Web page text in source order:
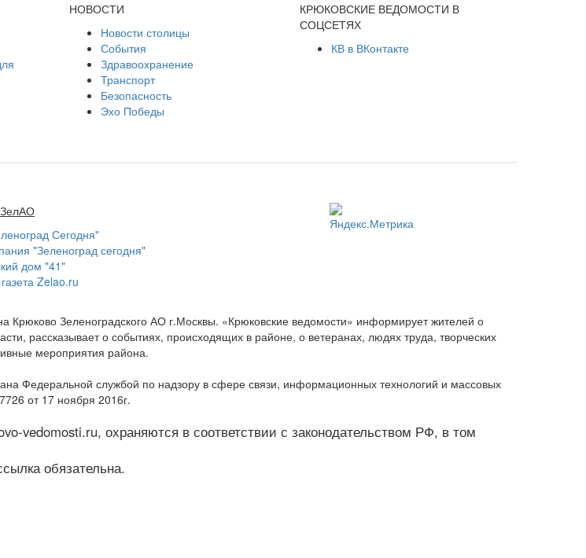
НОВОСТИ
Новости столицы
События
Здравоохранение
Транспорт
Безопасность
Эхо Победы
КРЮКОВСКИЕ ВЕДОМОСТИ В
СОЦСЕТЯХ
КВ в ВКонтакте
Сегодня"
"Зеленоград сегодня"
дом "41"
Zelao.ru
Крюково Зеленоградского АО г.Москвы. «Крюковские ведомости» информирует жителей о
рассказывает о событиях, происходящих в районе, о ветеранах, людях труда, творческих
мероприятия района.
Федеральной службой по надзору в сфере связи, информационных технологий и массовых
от 17 ноября 2016г.
vedomosti.ru, охраняются в соответствии с законодательством РФ, в том
обязательна.